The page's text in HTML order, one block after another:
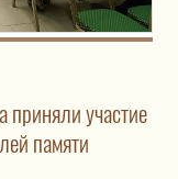
приняли участие
памяти